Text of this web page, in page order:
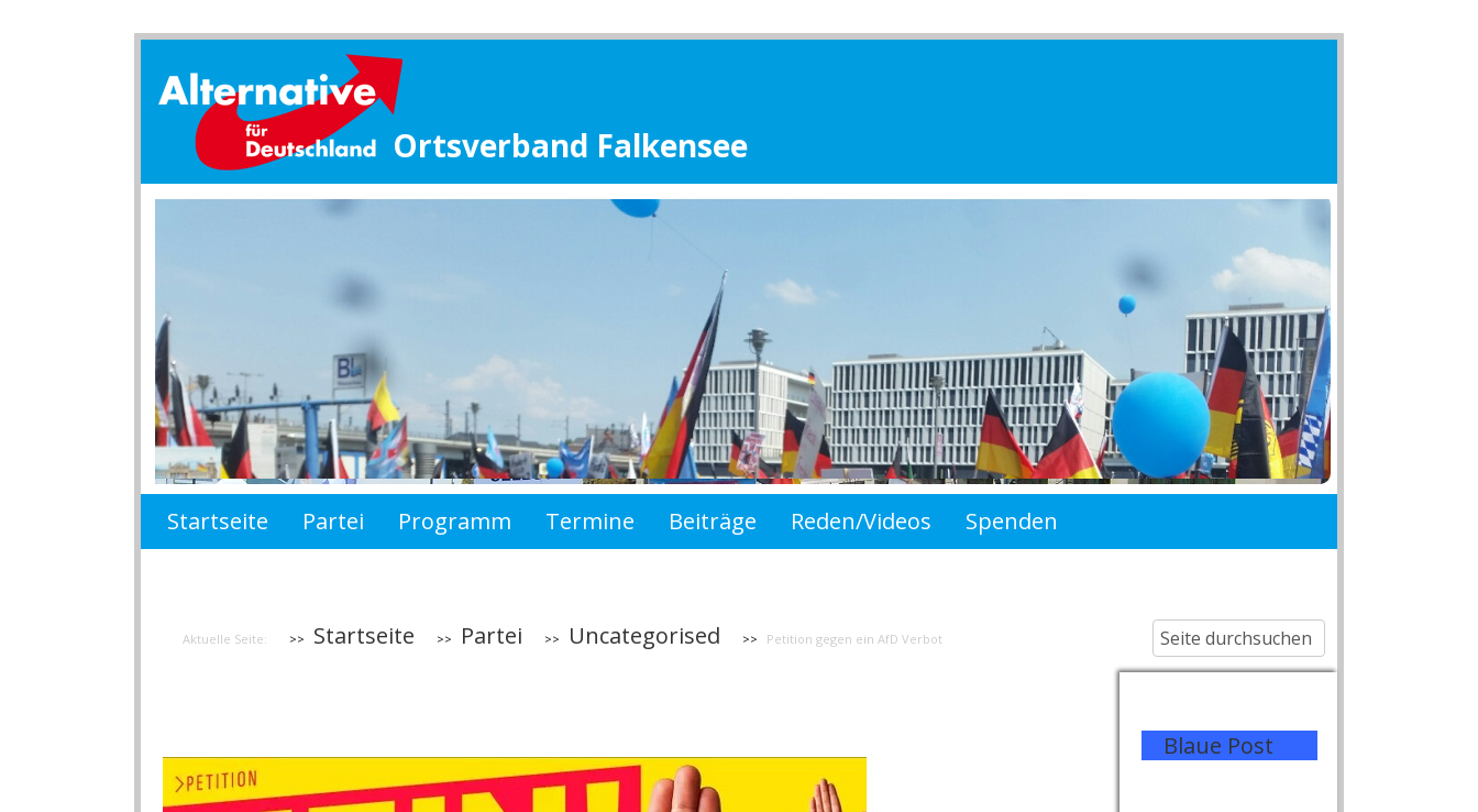
Ortsverband Falkensee
Startseite Partei Programm Termine Beiträge Reden/Videos
Spenden
Aktuelle Seite: Startseite Partei Uncategorised Petition gegen ein AfD Verbot
Blaue Post